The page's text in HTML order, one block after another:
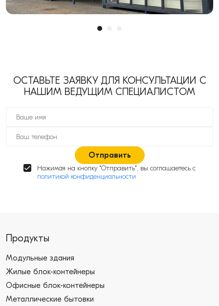
ОСТАВЬТЕ ЗАЯВКУ ДЛЯ КОНСУЛЬТАЦИИ С
НАШИМ ВЕДУЩИМ СПЕЦИАЛИСТОМ
Отправить
Нажимая на кнопку "Отправить", вы соглашаетесь с
политикой конфиденциальности
Продукты
Модульные здания
Жилые блок-контейнеры
Офисные блок-контейнеры
Металлические бытовки